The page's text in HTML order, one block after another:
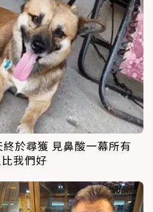
於尋獲 見鼻酸一幕所有
我們好